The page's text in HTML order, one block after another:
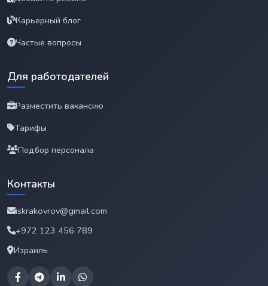
Карьерный блог
Частые вопросы
Для работодателей
Разместить вакансию
Тарифы
Подбор персонала
Контакты
iskrakovrov@gmail.com
+972 123 456 789
Израиль